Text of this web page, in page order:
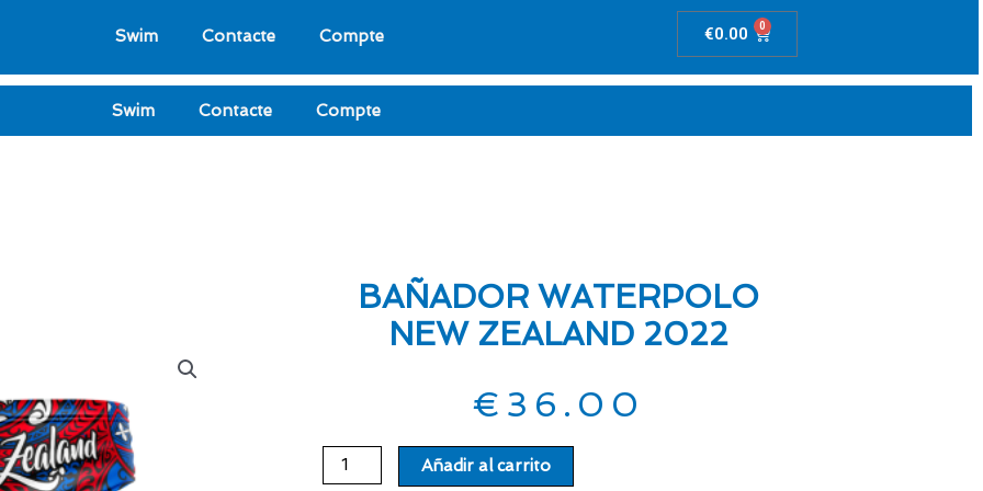
Swim Contacte Compte €0.00 0 Carrito
Swim Contacte Compte
BAÑADOR WATERPOLO
NEW ZEALAND 2022
€ 36.00
BAÑADOR
WATERPOLO
Añadir al carrito